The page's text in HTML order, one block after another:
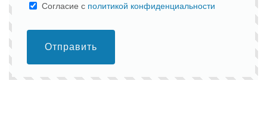
Cогласие с политикой конфиденциальности
Отправить